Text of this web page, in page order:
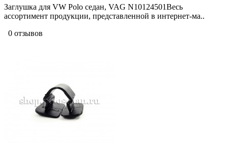
Заглушка для VW Polo седан, VAG N10124501Весь
ассортимент продукции, представленной в интернет-ма..
0 отзывов